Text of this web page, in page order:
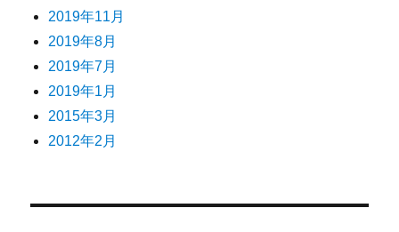
2019年11月
2019年8月
2019年7月
2019年1月
2015年3月
2012年2月